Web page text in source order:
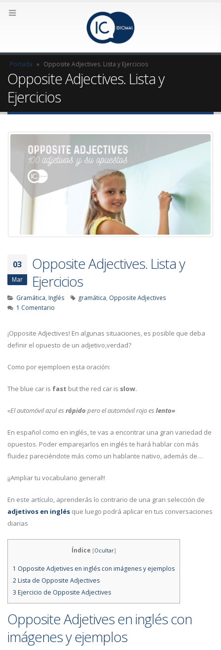
Portada » Opposite Adjectives. Lista y Ejercicios
Opposite Adjectives. Lista y
Ejercicios
03
Mar
Opposite Adjectives. Lista y
Ejercicios
Gramática, Inglés gramática, Opposite Adjectives
1 Comentario
¡Opposite Adjectives! En algunas situaciones, es posible que deba
definir el opuesto de un adjetivo,verdad?
Como por ejemploen esta oración:
The blue car is fast but the red car is slow.
«El automóvil azul es rápido pero el automóvil rojo es lento»
En español como en inglés, te vas a encontrar una gran variedad de
opuestos. Poder emparejarlos en inglés te hará hablar con más
fluidez pareciéndote más como un hablante nativo, además de…
¡¡Ampliar tu vocabulario general!!
En este artículo, aprenderás lo contrario de una gran selección de
adjetivos en inglés que luego podrá aplicar en tus conversaciones
diarias
Índice [Ocultar]
1 Opposite Adjetives en inglés con imágenes y ejemplos
2Lista de Opposite Adjectives
3 Ejercicio de Opposite Adjectives
Opposite Adjetives en inglés con
imágenes y ejemplos